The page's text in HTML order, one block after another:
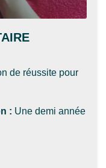
de réussite pour
: Une demi année